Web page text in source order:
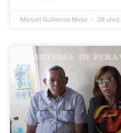
Manuel Guillermo Mejía 28